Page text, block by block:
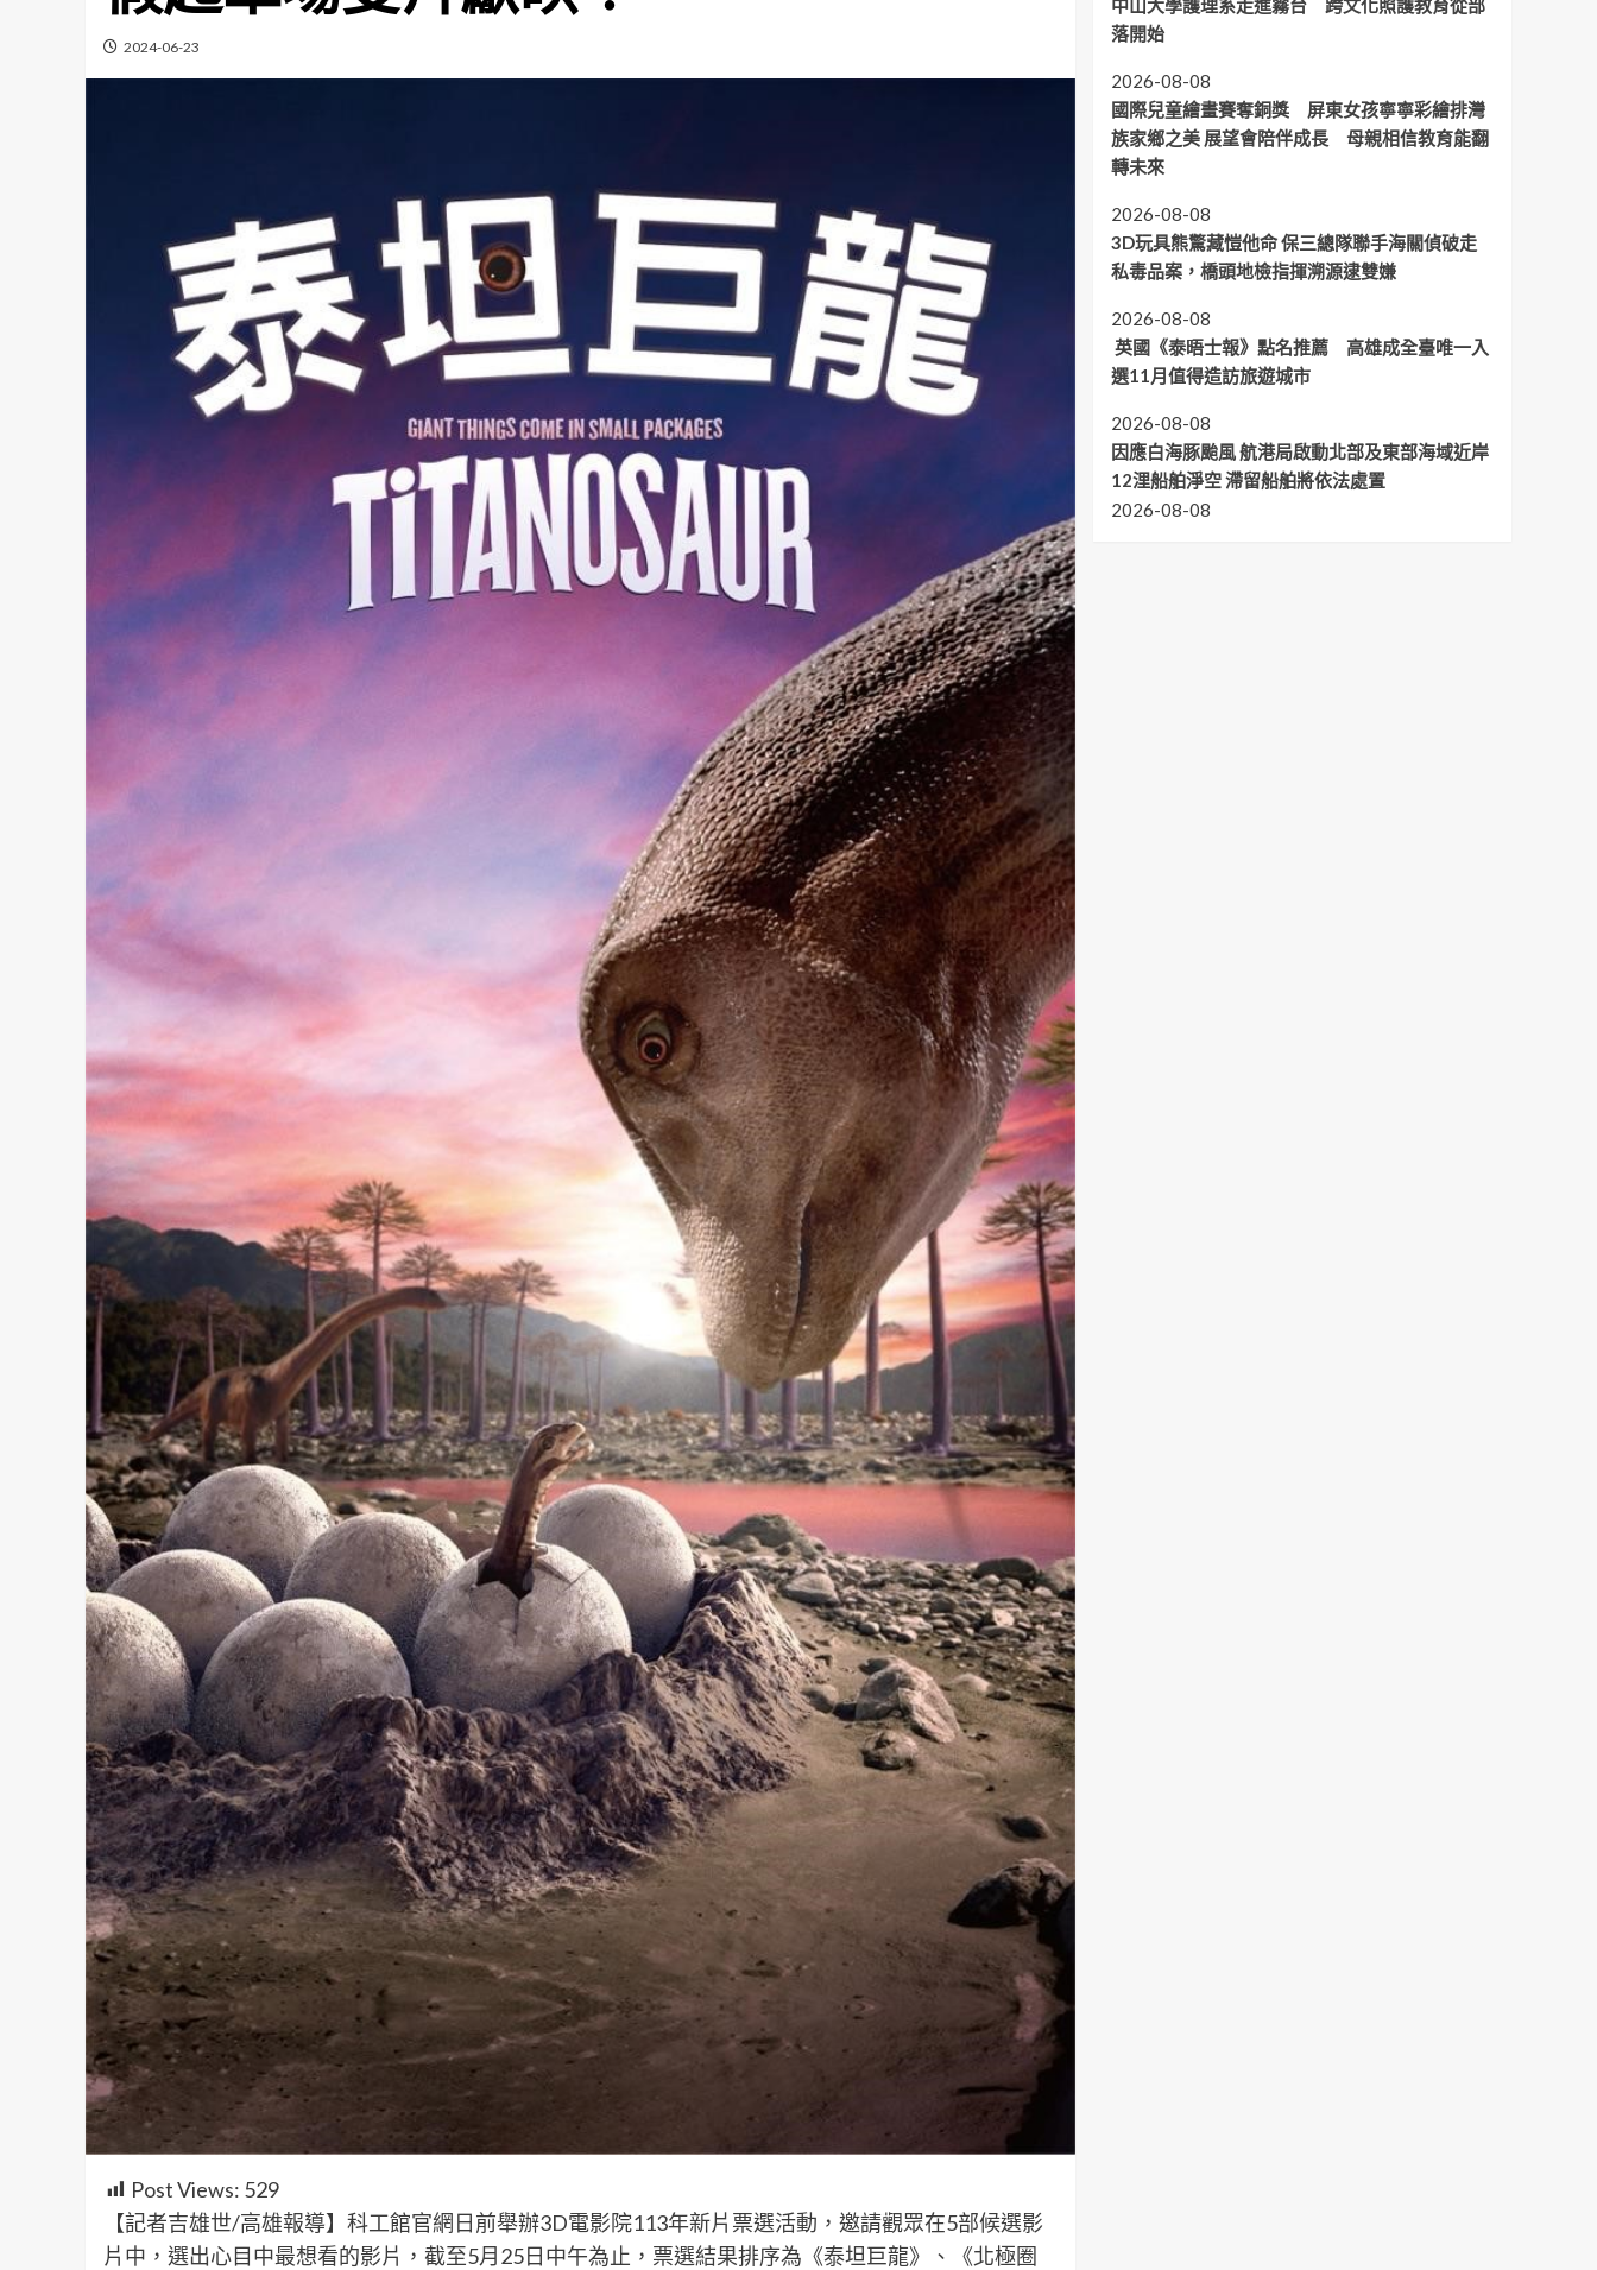
2024-06-23
Post Views: 529
【記者吉雄世/高雄報導】科工館官網日前舉辦3D電影院113年新片票選活動，邀請觀眾在5部候選影
片中，選出心目中最想看的影片，截至5月25日中午為止，票選結果排序為《泰坦巨龍》、《北極圈
中山大學護理系走進霧台 跨文化照護教育從部
落開始
2026-08-08
國際兒童繪畫賽奪銅獎 屏東女孩寧寧彩繪排灣
族家鄉之美 展望會陪伴成長 母親相信教育能翻
轉未來
2026-08-08
3D玩具熊驚藏愷他命 保三總隊聯手海關偵破走
私毒品案，橋頭地檢指揮溯源逮雙嫌
2026-08-08
英國《泰晤士報》點名推薦 高雄成全臺唯一入
選11月值得造訪旅遊城市
2026-08-08
因應白海豚颱風 航港局啟動北部及東部海域近岸
12浬船舶淨空 滯留船舶將依法處置
2026-08-08